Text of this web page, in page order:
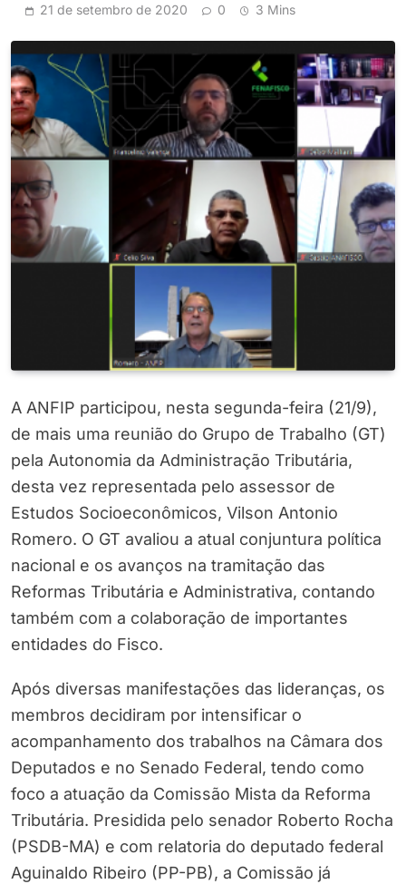
21 de setembro de 2020 0 3 Mins
A ANFIP participou, nesta segunda-feira (21/9),
de mais uma reunião do Grupo de Trabalho (GT)
pela Autonomia da Administração Tributária,
desta vez representada pelo assessor de
Estudos Socioeconômicos, Vilson Antonio
Romero. O GT avaliou a atual conjuntura política
nacional e os avanços na tramitação das
Reformas Tributária e Administrativa, contando
também com a colaboração de importantes
entidades do Fisco.
Após diversas manifestações das lideranças, os
membros decidiram por intensificar o
acompanhamento dos trabalhos na Câmara dos
Deputados e no Senado Federal, tendo como
foco a atuação da Comissão Mista da Reforma
Tributária. Presidida pelo senador Roberto Rocha
(PSDB-MA) e com relatoria do deputado federal
Aguinaldo Ribeiro (PP-PB), a Comissão já